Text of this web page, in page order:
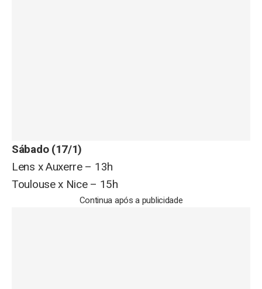
Sábado (17/1)
Lens x Auxerre – 13h
Toulouse x Nice – 15h
Continua após a publicidade